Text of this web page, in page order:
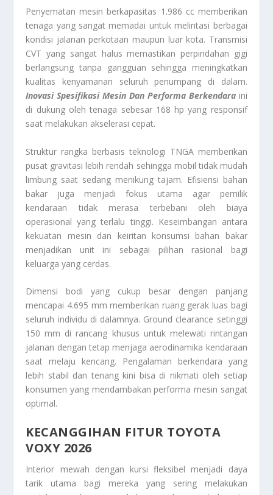
Penyematan mesin berkapasitas 1.986 cc memberikan
tenaga yang sangat memadai untuk melintasi berbagai
kondisi jalanan perkotaan maupun luar kota. Transmisi
CVT yang sangat halus memastikan perpindahan gigi
berlangsung tanpa gangguan sehingga meningkatkan
kualitas kenyamanan seluruh penumpang di dalam.
Inovasi Spesifikasi Mesin Dan Performa Berkendaraini
di dukung oleh tenaga sebesar 168 hp yang responsif
saat melakukan akselerasi cepat.
Struktur rangka berbasis teknologi TNGA memberikan
pusat gravitasi lebih rendah sehingga mobil tidak mudah
limbung saat sedang menikung tajam. Efisiensi bahan
bakar juga menjadi fokus utama agar pemilik
kendaraan tidak merasa terbebani oleh biaya
operasional yang terlalu tinggi. Keseimbangan antara
kekuatan mesin dan keiritan konsumsi bahan bakar
menjadikan unit ini sebagai pilihan rasional bagi
keluarga yang cerdas.
Dimensi bodi yang cukup besar dengan panjang
mencapai 4.695 mm memberikan ruang gerak luas bagi
seluruh individu di dalamnya. Ground clearance setinggi
150 mm di rancang khusus untuk melewati rintangan
jalanan dengan tetap menjaga aerodinamika kendaraan
saat melaju kencang. Pengalaman berkendara yang
lebih stabil dan tenang kini bisa di nikmati oleh setiap
konsumen yang mendambakan performa mesin sangat
optimal.
KECANGGIHAN FITUR TOYOTA
VOXY 2026
Interior mewah dengan kursi fleksibel menjadi daya
tarik utama bagi mereka yang sering melakukan